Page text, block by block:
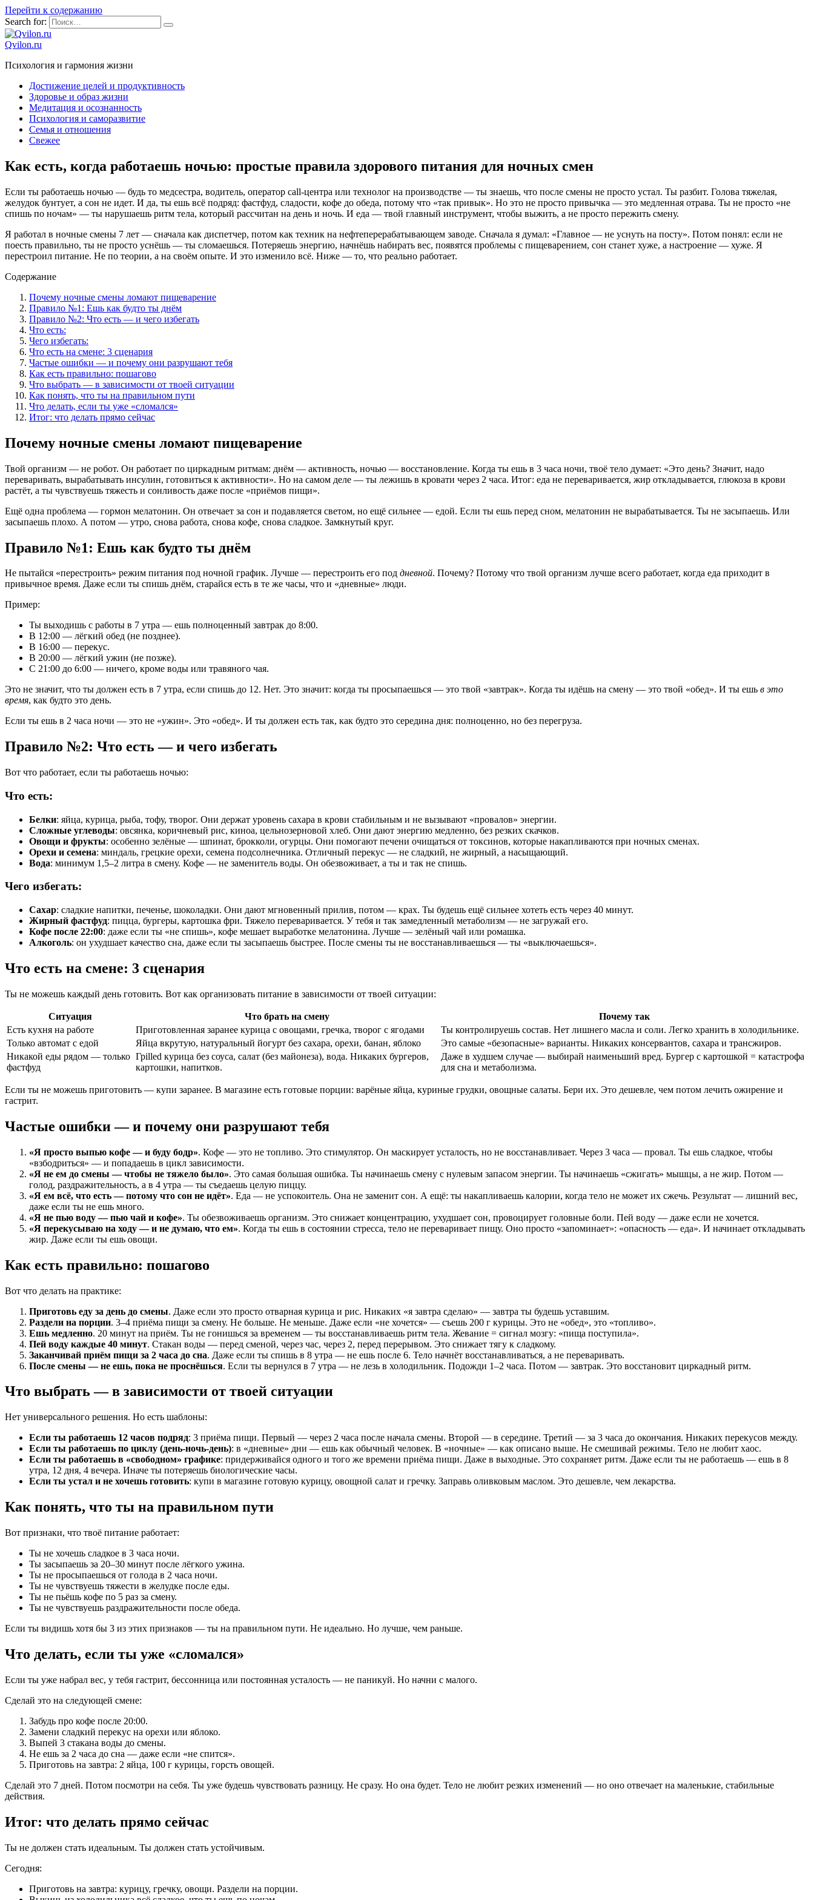
Перейти к содержанию
Search for:
Qvilon.ru
Психология и гармония жизни
Достижение целей и продуктивность
Здоровье и образ жизни
Медитация и осознанность
Психология и саморазвитие
Семья и отношения
Свежее
Как есть, когда работаешь ночью: простые правила здорового питания для ночных смен
Если ты работаешь ночью — будь то медсестра, водитель, оператор call-центра или технолог на производстве — ты знаешь, что после смены не просто устал. Ты разбит. Голова тяжелая,
желудок бунтует, а сон не идет. И да, ты ешь всё подряд: фастфуд, сладости, кофе до обеда, потому что «так привык». Но это не просто привычка — это медленная отрава. Ты не просто «не
спишь по ночам» — ты нарушаешь ритм тела, который рассчитан на день и ночь. И еда — твой главный инструмент, чтобы выжить, а не просто пережить смену.
Я работал в ночные смены 7 лет — сначала как диспетчер, потом как техник на нефтеперерабатывающем заводе. Сначала я думал: «Главное — не уснуть на посту». Потом понял: если не
поесть правильно, ты не просто уснёшь — ты сломаешься. Потеряешь энергию, начнёшь набирать вес, появятся проблемы с пищеварением, сон станет хуже, а настроение — хуже. Я
перестроил питание. Не по теории, а на своём опыте. И это изменило всё. Ниже — то, что реально работает.
Содержание
Почему ночные смены ломают пищеварение
Правило №1: Ешь как будто ты днём
Правило №2: Что есть — и чего избегать
Что есть:
Чего избегать:
Что есть на смене: 3 сценария
Частые ошибки — и почему они разрушают тебя
Как есть правильно: пошагово
Что выбрать — в зависимости от твоей ситуации
Как понять, что ты на правильном пути
Что делать, если ты уже «сломался»
Итог: что делать прямо сейчас
Почему ночные смены ломают пищеварение
Твой организм — не робот. Он работает по циркадным ритмам: днём — активность, ночью — восстановление. Когда ты ешь в 3 часа ночи, твоё тело думает: «Это день? Значит, надо
переваривать, вырабатывать инсулин, готовиться к активности». Но на самом деле — ты лежишь в кровати через 2 часа. Итог: еда не переваривается, жир откладывается, глюкоза в крови
растёт, а ты чувствуешь тяжесть и сонливость даже после «приёмов пищи».
Ещё одна проблема — гормон мелатонин. Он отвечает за сон и подавляется светом, но ещё сильнее — едой. Если ты ешь перед сном, мелатонин не вырабатывается. Ты не засыпаешь. Или
засыпаешь плохо. А потом — утро, снова работа, снова кофе, снова сладкое. Замкнутый круг.
Правило №1: Ешь как будто ты днём
Не пытайся «перестроить» режим питания под ночной график. Лучше — перестроить его под дневной. Почему? Потому что твой организм лучше всего работает, когда еда приходит в
привычное время. Даже если ты спишь днём, старайся есть в те же часы, что и «дневные» люди.
Пример:
Ты выходишь с работы в 7 утра — ешь полноценный завтрак до 8:00.
В 12:00 — лёгкий обед (не позднее).
В 16:00 — перекус.
В 20:00 — лёгкий ужин (не позже).
С 21:00 до 6:00 — ничего, кроме воды или травяного чая.
Это не значит, что ты должен есть в 7 утра, если спишь до 12. Нет. Это значит: когда ты просыпаешься — это твой «завтрак». Когда ты идёшь на смену — это твой «обед». И ты ешь в это
время, как будто это день.
Если ты ешь в 2 часа ночи — это не «ужин». Это «обед». И ты должен есть так, как будто это середина дня: полноценно, но без перегруза.
Правило №2: Что есть — и чего избегать
Вот что работает, если ты работаешь ночью:
Что есть:
Белки: яйца, курица, рыба, тофу, творог. Они держат уровень сахара в крови стабильным и не вызывают «провалов» энергии.
Сложные углеводы: овсянка, коричневый рис, киноа, цельнозерновой хлеб. Они дают энергию медленно, без резких скачков.
Овощи и фрукты: особенно зелёные — шпинат, брокколи, огурцы. Они помогают печени очищаться от токсинов, которые накапливаются при ночных сменах.
Орехи и семена: миндаль, грецкие орехи, семена подсолнечника. Отличный перекус — не сладкий, не жирный, а насыщающий.
Вода: минимум 1,5–2 литра в смену. Кофе — не заменитель воды. Он обезвоживает, а ты и так не спишь.
Чего избегать:
Сахар: сладкие напитки, печенье, шоколадки. Они дают мгновенный прилив, потом — крах. Ты будешь ещё сильнее хотеть есть через 40 минут.
Жирный фастфуд: пицца, бургеры, картошка фри. Тяжело переваривается. У тебя и так замедленный метаболизм — не загружай его.
Кофе после 22:00: даже если ты «не спишь», кофе мешает выработке мелатонина. Лучше — зелёный чай или ромашка.
Алкоголь: он ухудшает качество сна, даже если ты засыпаешь быстрее. После смены ты не восстанавливаешься — ты «выключаешься».
Что есть на смене: 3 сценария
Ты не можешь каждый день готовить. Вот как организовать питание в зависимости от твоей ситуации:
Ситуация Что брать на смену
Почему так
Есть кухня на работе
Приготовленная заранее курица с овощами, гречка, творог с ягодами
Ты контролируешь состав. Нет лишнего масла и соли. Легко хранить в холодильнике.
Только автомат с едой
Яйца вкрутую, натуральный йогурт без сахара, орехи, банан, яблоко
Это самые «безопасные» варианты. Никаких консервантов, сахара и трансжиров.
Никакой еды рядом — только
фастфуд
Грilled курица без соуса, салат (без майонеза), вода. Никаких бургеров,
картошки, напитков.
Даже в худшем случае — выбирай наименьший вред. Бургер с картошкой = катастрофа
для сна и метаболизма.
Если ты не можешь приготовить — купи заранее. В магазине есть готовые порции: варёные яйца, куриные грудки, овощные салаты. Бери их. Это дешевле, чем потом лечить ожирение и
гастрит.
Частые ошибки — и почему они разрушают тебя
«Я просто выпью кофе — и буду бодр». Кофе — это не топливо. Это стимулятор. Он маскирует усталость, но не восстанавливает. Через 3 часа — провал. Ты ешь сладкое, чтобы
«взбодриться» — и попадаешь в цикл зависимости.
«Я не ем до смены — чтобы не тяжело было». Это самая большая ошибка. Ты начинаешь смену с нулевым запасом энергии. Ты начинаешь «сжигать» мышцы, а не жир. Потом —
голод, раздражительность, а в 4 утра — ты съедаешь целую пиццу.
«Я ем всё, что есть — потому что сон не идёт». Еда — не успокоитель. Она не заменит сон. А ещё: ты накапливаешь калории, когда тело не может их сжечь. Результат — лишний вес,
даже если ты не ешь много.
«Я не пью воду — пью чай и кофе». Ты обезвоживаешь организм. Это снижает концентрацию, ухудшает сон, провоцирует головные боли. Пей воду — даже если не хочется.
«Я перекусываю на ходу — и не думаю, что ем». Когда ты ешь в состоянии стресса, тело не переваривает пищу. Оно просто «запоминает»: «опасность — еда». И начинает откладывать
жир. Даже если ты ешь овощи.
Как есть правильно: пошагово
Вот что делать на практике:
Приготовь еду за день до смены. Даже если это просто отварная курица и рис. Никаких «я завтра сделаю» — завтра ты будешь уставшим.
Раздели на порции. 3–4 приёма пищи за смену. Не больше. Не меньше. Даже если «не хочется» — съешь 200 г курицы. Это не «обед», это «топливо».
Ешь медленно. 20 минут на приём. Ты не гонишься за временем — ты восстанавливаешь ритм тела. Жевание = сигнал мозгу: «пища поступила».
Пей воду каждые 40 минут. Стакан воды — перед сменой, через час, через 2, перед перерывом. Это снижает тягу к сладкому.
Заканчивай приём пищи за 2 часа до сна. Даже если ты спишь в 8 утра — не ешь после 6. Тело начнёт восстанавливаться, а не переваривать.
После смены — не ешь, пока не проснёшься. Если ты вернулся в 7 утра — не лезь в холодильник. Подожди 1–2 часа. Потом — завтрак. Это восстановит циркадный ритм.
Что выбрать — в зависимости от твоей ситуации
Нет универсального решения. Но есть шаблоны:
Если ты работаешь 12 часов подряд: 3 приёма пищи. Первый — через 2 часа после начала смены. Второй — в середине. Третий — за 3 часа до окончания. Никаких перекусов между.
Если ты работаешь по циклу (день-ночь-день): в «дневные» дни — ешь как обычный человек. В «ночные» — как описано выше. Не смешивай режимы. Тело не любит хаос.
Если ты работаешь в «свободном» графике: придерживайся одного и того же времени приёма пищи. Даже в выходные. Это сохраняет ритм. Даже если ты не работаешь — ешь в 8
утра, 12 дня, 4 вечера. Иначе ты потеряешь биологические часы.
Если ты устал и не хочешь готовить: купи в магазине готовую курицу, овощной салат и гречку. Заправь оливковым маслом. Это дешевле, чем лекарства.
Как понять, что ты на правильном пути
Вот признаки, что твоё питание работает:
Ты не хочешь сладкое в 3 часа ночи.
Ты засыпаешь за 20–30 минут после лёгкого ужина.
Ты не просыпаешься от голода в 2 часа ночи.
Ты не чувствуешь тяжести в желудке после еды.
Ты не пьёшь кофе по 5 раз за смену.
Ты не чувствуешь раздражительности после обеда.
Если ты видишь хотя бы 3 из этих признаков — ты на правильном пути. Не идеально. Но лучше, чем раньше.
Что делать, если ты уже «сломался»
Если ты уже набрал вес, у тебя гастрит, бессонница или постоянная усталость — не паникуй. Но начни с малого.
Сделай это на следующей смене:
Забудь про кофе после 20:00.
Замени сладкий перекус на орехи или яблоко.
Выпей 3 стакана воды до смены.
Не ешь за 2 часа до сна — даже если «не спится».
Приготовь на завтра: 2 яйца, 100 г курицы, горсть овощей.
Сделай это 7 дней. Потом посмотри на себя. Ты уже будешь чувствовать разницу. Не сразу. Но она будет. Тело не любит резких изменений — но оно отвечает на маленькие, стабильные
действия.
Итог: что делать прямо сейчас
Ты не должен стать идеальным. Ты должен стать устойчивым.
Сегодня:
Приготовь на завтра: курицу, гречку, овощи. Раздели на порции.